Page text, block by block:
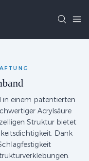
in einem patentierten
Acrylsäure
Struktur bietet
Dank